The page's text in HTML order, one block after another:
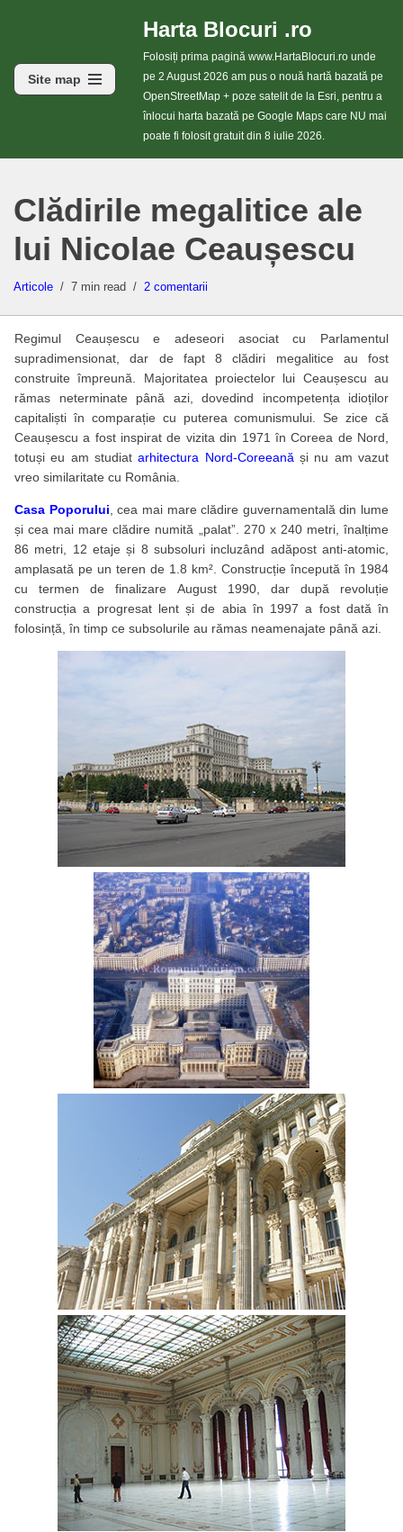
la
conținut
Site map
Harta Blocuri .ro
Folosiți prima pagină www.HartaBlocuri.ro unde
pe 2 August 2026 am pus o nouă hartă bazată pe
OpenStreetMap + poze satelit de la Esri, pentru a
înlocui harta bazată pe Google Maps care NU mai
poate fi folosit gratuit din 8 iulie 2026.
Clădirile megalitice ale
lui Nicolae Ceaușescu
Articole 7 min read 2 comentarii
Regimul Ceaușescu e adeseori asociat cu Parlamentul
supradimensionat, dar de fapt 8 clădiri megalitice au fost
construite împreună. Majoritatea proiectelor lui Ceaușescu au
rămas neterminate până azi, dovedind incompetența idioților
capitaliști în comparație cu puterea comunismului. Se zice că
Ceaușescu a fost inspirat de vizita din 1971 în Coreea de Nord,
totuși eu am studiatarhitectura Nord-Coreeană și nu am vazut
vreo similaritate cu România.
Casa Poporului , cea mai mare clădire guvernamentală din lume
și cea mai mare clădire numită „palat”. 270 x 240 metri, înalțime
86 metri, 12 etaje și 8 subsoluri incluzând adăpost anti-atomic,
amplasată pe un teren de 1.8 km². Construcție începută în 1984
cu termen de finalizare August 1990, dar după revoluție
construcția a progresat lent și de abia în 1997 a fost dată în
folosință, în timp ce subsolurile au rămas neamenajate până azi.